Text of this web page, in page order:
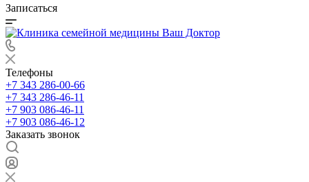
Записаться
Телефоны
+7 343 286-00-66
+7 343 286-46-11
+7 903 086-46-11
+7 903 086-46-12
Заказать звонок